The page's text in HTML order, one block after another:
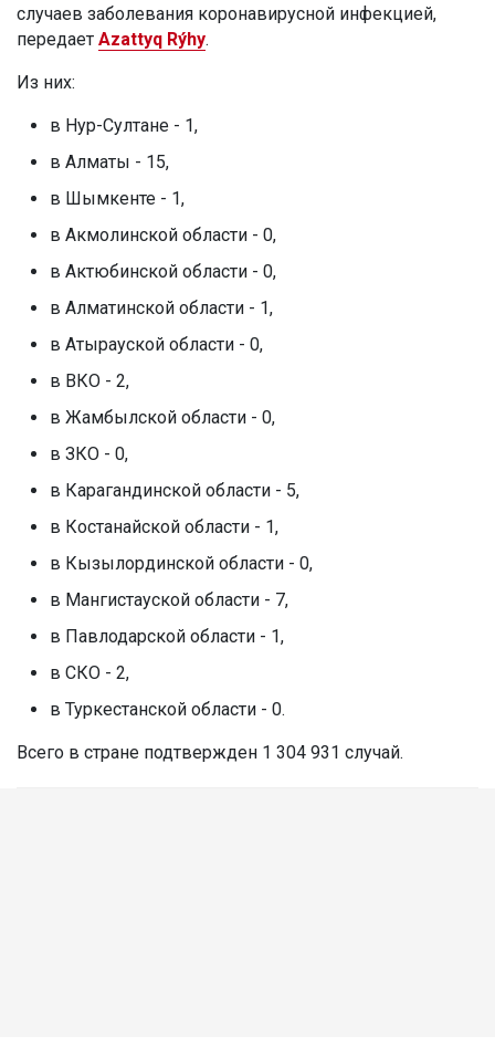
случаев заболевания коронавирусной инфекцией,
передает Azattyq Rýhy.
Из них:
в Нур-Султане - 1,
в Алматы - 15,
в Шымкенте - 1,
в Акмолинской области - 0,
в Актюбинской области - 0,
в Алматинской области - 1,
в Атырауской области - 0,
в ВКО - 2,
в Жамбылской области - 0,
в ЗКО - 0,
в Карагандинской области - 5,
в Костанайской области - 1,
в Кызылординской области - 0,
в Мангистауской области - 7,
в Павлодарской области - 1,
в СКО - 2,
в Туркестанской области - 0.
Всего в стране подтвержден 1 304 931 случай.